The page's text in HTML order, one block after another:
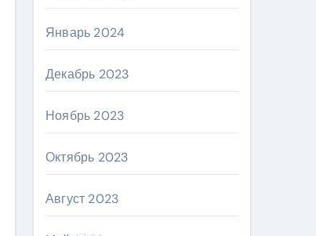
Январь 2024
Декабрь 2023
Ноябрь 2023
Октябрь 2023
Август 2023